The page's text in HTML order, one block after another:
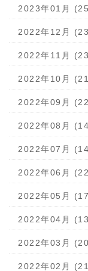
2023年01月
2022年12月
2022年11月
2022年10月
2022年09月
2022年08月
2022年07月
2022年06月
2022年05月
2022年04月
2022年03月
2022年02月